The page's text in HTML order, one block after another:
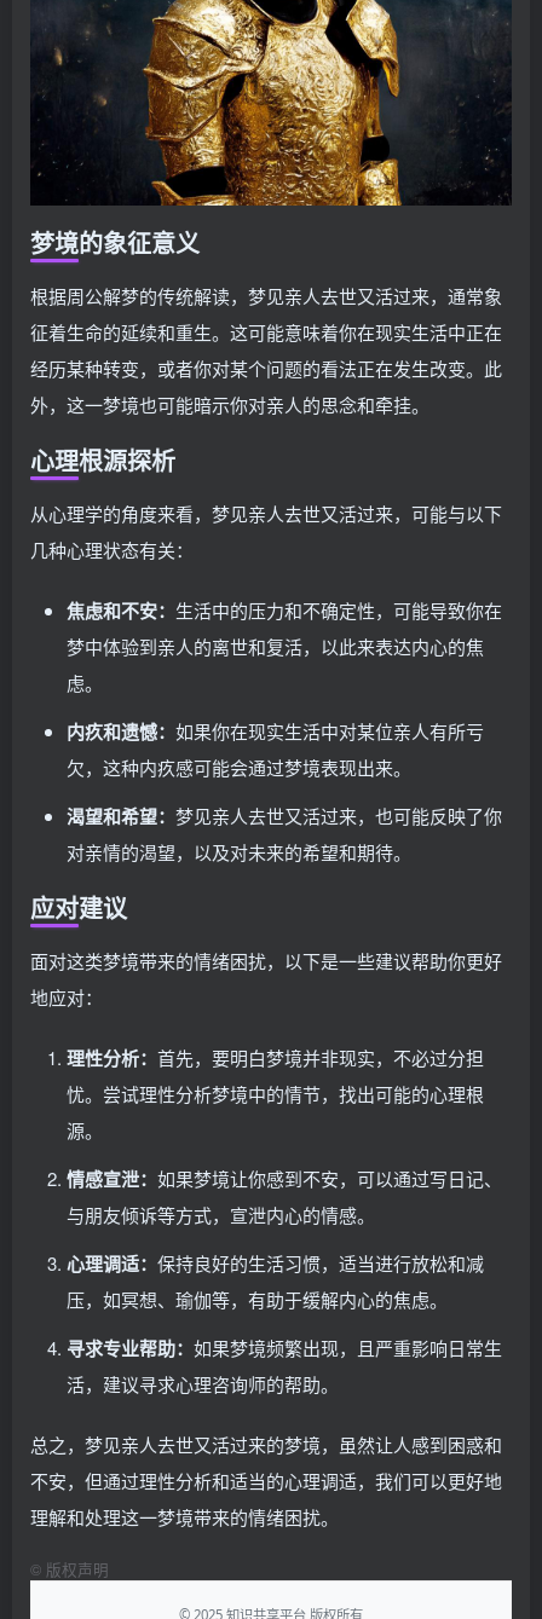
梦境的象征意义
根据周公解梦的传统解读，梦见亲人去世又活过来，通常象
征着生命的延续和重生。这可能意味着你在现实生活中正在
经历某种转变，或者你对某个问题的看法正在发生改变。此
外，这一梦境也可能暗示你对亲人的思念和牵挂。
心理根源探析
从心理学的角度来看，梦见亲人去世又活过来，可能与以下
几种心理状态有关：
焦虑和不安： 生活中的压力和不确定性，可能导致你在
梦中体验到亲人的离世和复活，以此来表达内心的焦
虑。
内疚和遗憾： 如果你在现实生活中对某位亲人有所亏
欠，这种内疚感可能会通过梦境表现出来。
渴望和希望： 梦见亲人去世又活过来，也可能反映了你
对亲情的渴望，以及对未来的希望和期待。
应对建议
面对这类梦境带来的情绪困扰，以下是一些建议帮助你更好
地应对：
理性分析： 首先，要明白梦境并非现实，不必过分担
忧。尝试理性分析梦境中的情节，找出可能的心理根
源。
情感宣泄： 如果梦境让你感到不安，可以通过写日记、
与朋友倾诉等方式，宣泄内心的情感。
心理调适： 保持良好的生活习惯，适当进行放松和减
压，如冥想、瑜伽等，有助于缓解内心的焦虑。
寻求专业帮助： 如果梦境频繁出现，且严重影响日常生
活，建议寻求心理咨询师的帮助。
总之，梦见亲人去世又活过来的梦境，虽然让人感到困惑和
不安，但通过理性分析和适当的心理调适，我们可以更好地
理解和处理这一梦境带来的情绪困扰。
© 版权声明
© 2025 知识共享平台 版权所有